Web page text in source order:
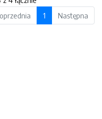
1 Następna